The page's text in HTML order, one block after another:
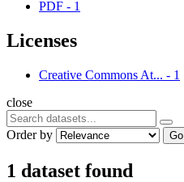
PDF - 1
Licenses
Creative Commons At... - 1
close
Order by Go
1 dataset found